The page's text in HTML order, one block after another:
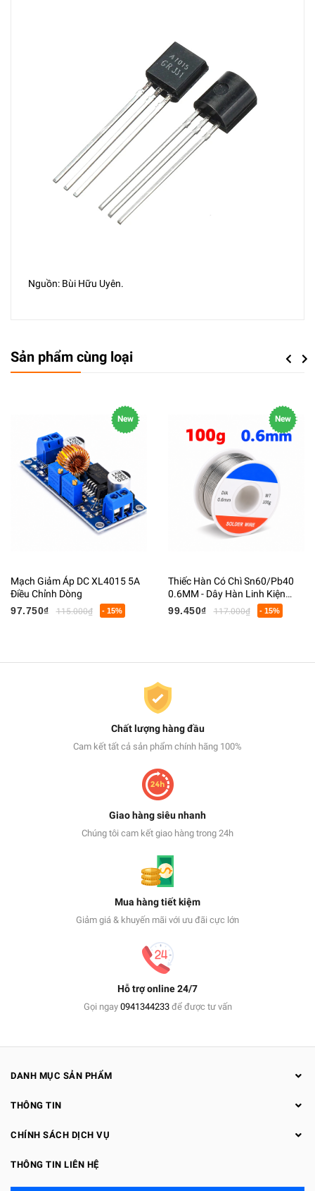
Nguồn: Bùi Hữu Uyên.
Sản phẩm cùng loại Previous
New
Mạch Giảm Áp DC XL4015 5A
Điều Chỉnh Dòng
97.750₫
115.000₫ - 15%
New
Thiếc Hàn Có Chì Sn60/Pb40
0.6MM - Dây Hàn Linh Kiện
Điện Tử Có Lõi Flux
99.450₫ 117.000₫ - 15%
Next
Chất lượng hàng đầu
Cam kết tất cả sản phẩm chính hãng 100%
Giao hàng siêu nhanh
Chúng tôi cam kết giao hàng trong 24h
Mua hàng tiết kiệm
Giảm giá & khuyến mãi với ưu đãi cực lớn
Hỗ trợ online 24/7
Gọi ngay 0941344233để được tư vấn
DANH MỤC SẢN PHẨM
THÔNG TIN
CHÍNH SÁCH DỊCH VỤ
THÔNG TIN LIÊN HỆ